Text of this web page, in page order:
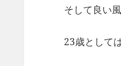
そして良い
23歳として